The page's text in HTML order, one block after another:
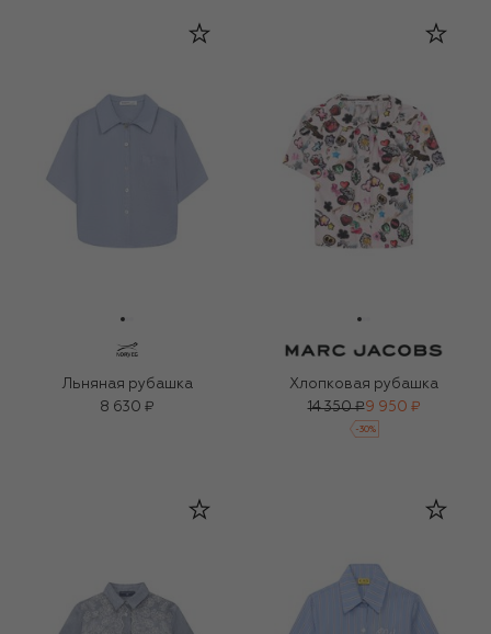
Льняная рубашка
8 630 ₽
Хлопковая рубашка
14 350 ₽9 950 ₽
-30%